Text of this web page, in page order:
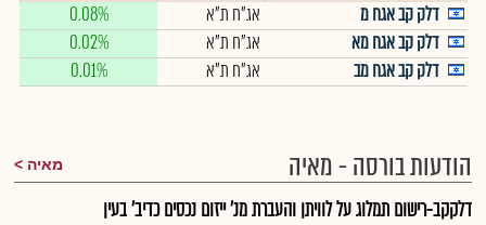
דלק קב אגח מ
אג"ח ת"א
0.08%
דלק קב אגח מא
אג"ח ת"א
0.02%
דלק קב אגח מב
אג"ח ת"א 0.01%
הודעות בורסה - מאיה מאיה
דלקקב-רישום תמלוג על לוויתן והעברת מנ' ייזום נכסים כדיב' בעין